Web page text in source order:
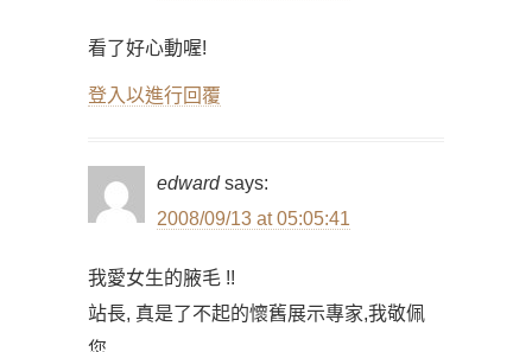
看了好心動喔!
登入以進行回覆
edward says:
2008/09/13 at 05:05:41
我愛女生的腋毛 !!
站長, 真是了不起的懷舊展示專家,我敬佩